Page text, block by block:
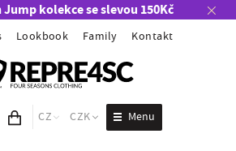
Jump kolekce se slevou 150Kč
Lookbook Family Kontakt
Obsah košíku
CZ CZK Menu